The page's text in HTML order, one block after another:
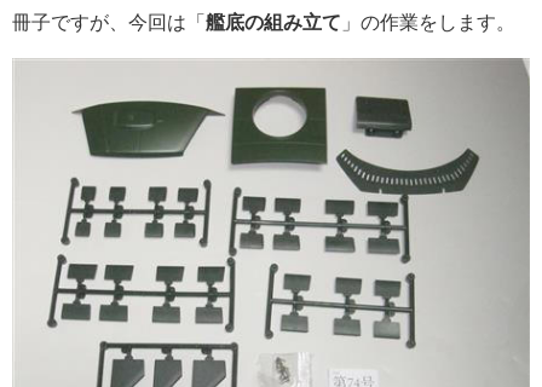
冊子ですが、今回は「艦底の組み立て 」の作業をします。